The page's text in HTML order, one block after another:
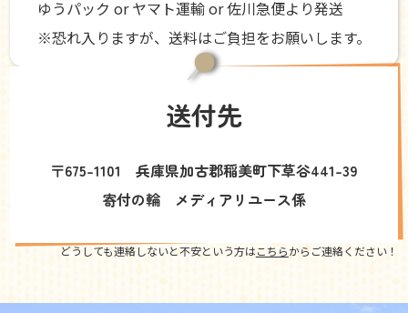
ゆうパック or ヤマト運輸 or 佐川急便より発送
※恐れ入りますが、送料はご負担をお願いします。
送付先
〒675-1101 兵庫県加古郡稲美町下草谷441-39
寄付の輪 メディアリユース係
どうしても連絡しないと不安という方はこちらからご連絡ください！